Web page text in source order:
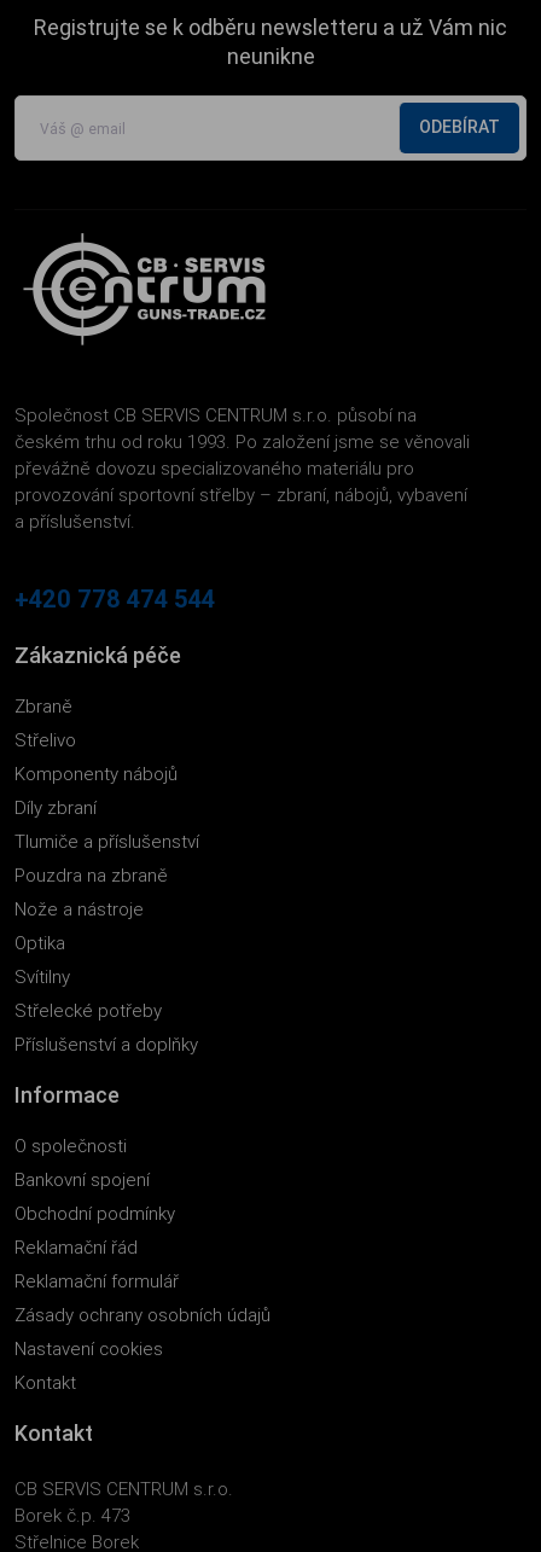
Registrujte se k odběru newsletteru a už Vám nic
neunikne
ODEBÍRAT
Společnost CB SERVIS CENTRUM s.r.o. působí na
českém trhu od roku 1993. Po založení jsme se věnovali
převážně dovozu specializovaného materiálu pro
provozování sportovní střelby – zbraní, nábojů, vybavení
a příslušenství.
+420 778 474 544
Zákaznická péče
Zbraně
Střelivo
Komponenty nábojů
Díly zbraní
Tlumiče a příslušenství
Pouzdra na zbraně
Nože a nástroje
Optika
Svítilny
Střelecké potřeby
Příslušenství a doplňky
Informace
O společnosti
Bankovní spojení
Obchodní podmínky
Reklamační řád
Reklamační formulář
Zásady ochrany osobních údajů
Nastavení cookies
Kontakt
Kontakt
CB SERVIS CENTRUM s.r.o.
Borek č.p. 473
Střelnice Borek